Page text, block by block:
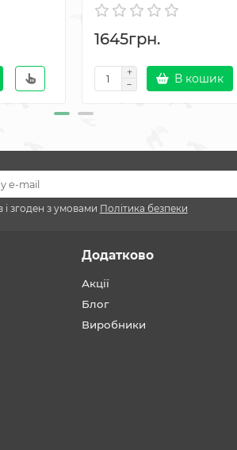
1645грн.
В кошик
і згоден з умовами Політика безпеки
Додатково
Акції
Блог
Виробники